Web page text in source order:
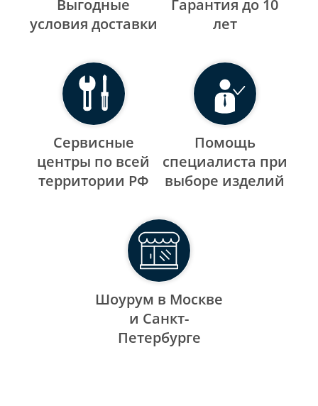
Выгодные
уcловия доставки
Гарантия до 10
лет
Сервисные
центры по всей
территории РФ
Помощь
специалиста при
выборе изделий
Шоурум в Москве
и Санкт-
Петербурге